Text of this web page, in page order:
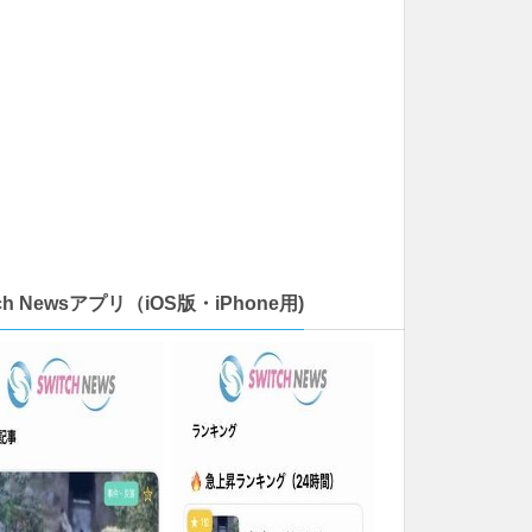
Newsアプリ（iOS版・iPhone用)